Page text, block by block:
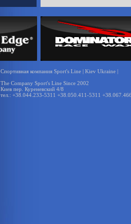
Спортивная компания Sport's Line | Kiev Ukraine |
The Company Sport's Line Since 2002
Киев пер. Куреневский 4/8
тел.: +38.044.233-5311 +38.050.411-5311